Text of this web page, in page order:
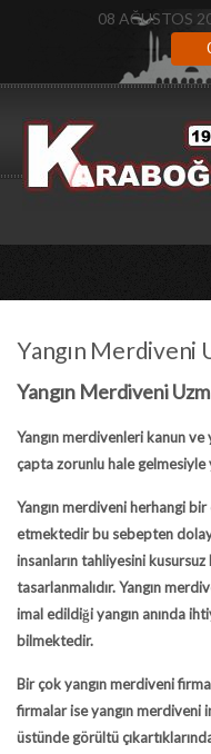
08 AĞUSTOS
Yangın Merdiveni
Yangın Merdiveni
Yangın merdivenleri kanun
çapta zorunlu hale gelmesiyle
Yangın merdiveni herhangi
etmektedir bu sebepten
insanların tahliyesini
tasarlanmalıdır. Yangın
imal edildiği yangın anında
bilmektedir.
Bir çok yangın merdiveni
firmalar ise yangın merdiveni
üstünde görültü